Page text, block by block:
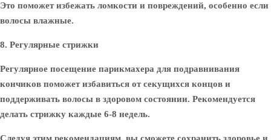
Это поможет избежать ломкости и повреждений, особенно если
волосы влажные.
8. Регулярные стрижки
Регулярное посещение парикмахера для подравнивания
кончиков поможет избавиться от секущихся концов и
поддерживать волосы в здоровом состоянии. Рекомендуется
делать стрижку каждые 6-8 недель.